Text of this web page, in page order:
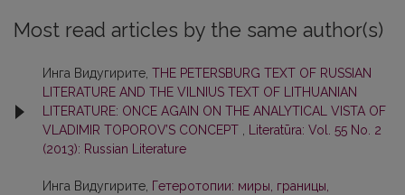
Most read articles by the same author(s)
Инга Видугирите, THE PETERSBURG TEXT OF RUSSIAN
LITERATURE AND THE VILNIUS TEXT OF LITHUANIAN
LITERATURE: ONCE AGAIN ON THE ANALYTICAL VISTA OF
VLADIMIR TOPOROV’S CONCEPT
Literatūra: Vol. 55 No. 2
(2013): Russian Literature
Инга Видугирите, Гетеротопии: миры, границы,